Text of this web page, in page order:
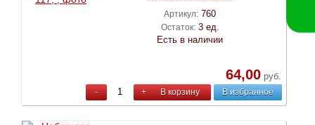
Артикул: 760
Остаток: 3 ед.
Есть в наличии
64,00руб.
- + В корзину В избранное